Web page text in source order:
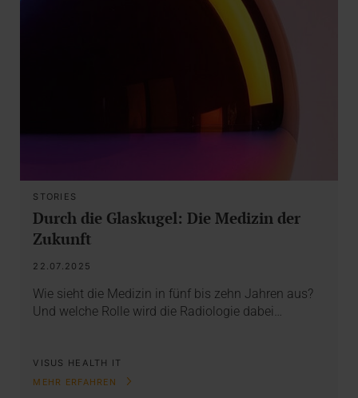
STORIES
Durch die Glaskugel: Die Medizin der
Zukunft
22.07.2025
Wie sieht die Medizin in fünf bis zehn Jahren aus?
Und welche Rolle wird die Radiologie dabei…
VISUS HEALTH IT
MEHR ERFAHREN